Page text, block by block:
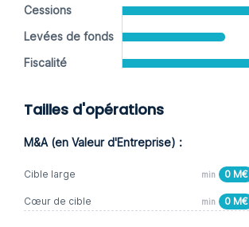
Cessions
Levées de fonds
Fiscalité
Tailles d'opérations
M&A (en Valeur d'Entreprise) :
Cible large min 0 M€
Cœur de cible min 0 M€